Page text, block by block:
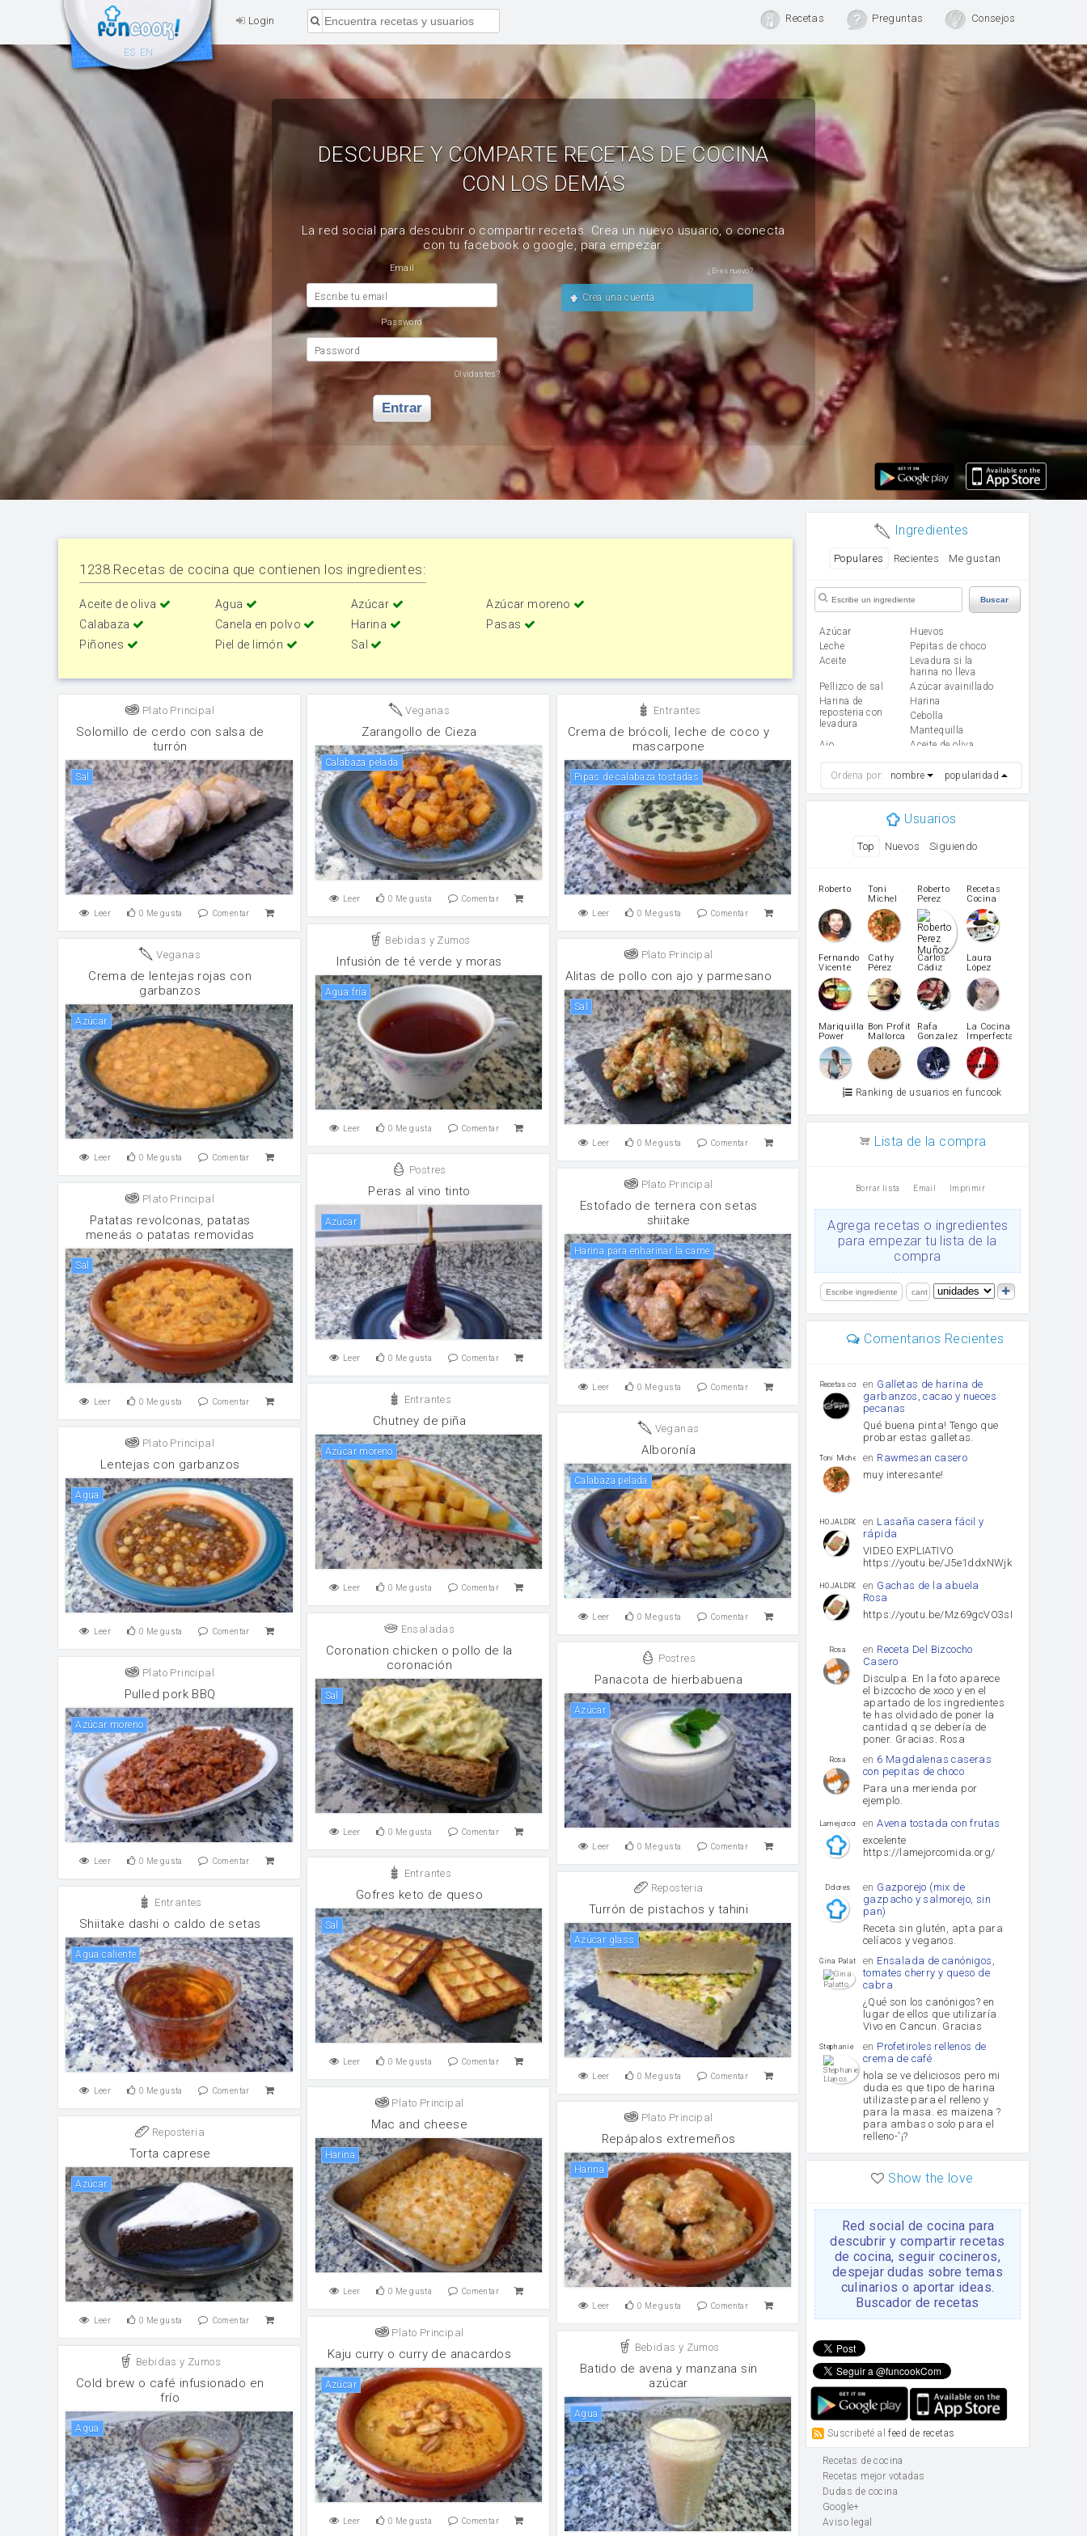
Login Recetas Preguntas Consejos
ES EN
DESCUBRE Y COMPARTE RECETAS DE COCINA
CON LOS DEMÁS
La red social para descubrir o compartir recetas. Crea un nuevo usuario, o conecta
con tu facebook o google, para empezar.
Email
Escribe tu email
Password
Password
Olvidastes?
Entrar
¿Eres nuevo?
Crea una cuenta
1238 Recetas de cocina que contienen los ingredientes:
Aceite de oliva Agua Azúcar
Azúcar moreno
Calabaza
Canela en polvo Harina
Pasas
Piñones
Piel de limón Sal
Plato Principal
Solomillo de cerdo con salsa de
turrón
sal
Leer 0 Me gusta Comentar
Veganas
Zarangollo de Cieza
Calabaza pelada
Leer 0 Me gusta Comentar
Entrantes
Crema de brócoli, leche de coco y
mascarpone
Pipas de calabaza tostadas
Leer 0 Me gusta Comentar
Bebidas y Zumos
Infusión de té verde y moras
Agua fría
Leer 0 Me gusta Comentar
Veganas
Crema de lentejas rojas con
garbanzos
Azúcar
Leer 0 Me gusta Comentar
Plato Principal
Alitas de pollo con ajo y parmesano
sal
Leer 0 Me gusta Comentar
Postres
Peras al vino tinto
Azúcar
Leer 0 Me gusta Comentar
Plato Principal
Estofado de ternera con setas
shiitake
Harina para enharinar la carne
Leer 0 Me gusta Comentar
Plato Principal
Patatas revolconas, patatas
meneás o patatas removidas
sal
Leer 0 Me gusta Comentar Entrantes
Chutney de piña
Azúcar moreno
Leer 0 Me gusta Comentar
Veganas
Alboronía
Calabaza pelada
Leer 0 Me gusta Comentar
Plato Principal
Lentejas con garbanzos
agua
Leer 0 Me gusta Comentar Ensaladas
Coronation chicken o pollo de la
coronación
sal
Leer 0 Me gusta Comentar
Postres
Panacota de hierbabuena
Azúcar
Leer 0 Me gusta Comentar
Plato Principal
Pulled pork BBQ
Azúcar moreno
Leer 0 Me gusta Comentar
Entrantes
Gofres keto de queso
sal
Leer 0 Me gusta Comentar
Reposteria
Turrón de pistachos y tahini
Azúcar glass
Leer 0 Me gusta Comentar
Entrantes
Shiitake dashi o caldo de setas
agua caliente
Leer 0 Me gusta Comentar
Plato Principal
Mac and cheese
harina
Leer 0 Me gusta Comentar
Plato Principal
Repápalos extremeños
harina
Leer 0 Me gusta Comentar
Reposteria
Torta caprese
Azúcar
Leer 0 Me gusta Comentar
Plato Principal
Kaju curry o curry de anacardos
Azúcar
Leer 0 Me gusta Comentar
Bebidas y Zumos
Batido de avena y manzana sin
azúcar
agua
Bebidas y Zumos
Cold brew o café infusionado en
frío
agua
Ingredientes
Populares Recientes Me gustan
Buscar
Azúcar
huevos
leche
Pepitas de choco
aceite
Levadura si la
harina no lleva
Pellizco de sal
Azúcar avainillado
Harina de
reposteria con
levadura
harina
cebolla
mantequilla
ajo
aceite de oliva
tomate
levadura en polvo
Whisky
bizcocho
azucar
pimiento rojo
Pimentón
Azúcar moreno
Zumo de limón
canela en polvo
aceite de girasol
Dientes de ajo
vinagre
nata
Cacao en polvo
queso rallado
Ajos
salsa de soja
orégano
Levadura
limón
perejil
carne picada
Diente de ajo
Puerro
Ordena por: nombre popularidad
Usuarios
Top Nuevos Siguiendo
Roberto
Toni
Michel
Caubet
Roberto
Perez
Muñoz
Recetas
Cocina
Fernando
Vicente
Cathy
Pérez
Carlos
Cádiz
Laura
López
Martínez
Mariquilla
Power
Bon Profit
Mallorca
Rafa
Gonzalez
La Cocina
Imperfecta
Ranking de usuarios en funcook
Lista de la compra
Borrar lista Email Imprimir
Agrega recetas o ingredientes
para empezar tu lista de la
compra
Comentarios Recientes
Recetas con sazon
en Galletas de harina de
garbanzos, cacao y nueces
pecanas
Qué buena pinta! Tengo que
probar estas galletas.
Toni Michel Caubet
en Rawmesan casero
muy interesante!
HOJALDROSA TV
en Lasaña casera fácil y
rápida
VIDEO EXPLIATIVO
https://youtu.be/J5e1ddxNWjk
HOJALDROSA TV
en Gachas de la abuela
Rosa
https://youtu.be/Mz69gcVO3sI
Rosa en Receta Del Bizcocho
Casero
Disculpa. En la foto aparece
el bizcocho de xoco y en el
apartado de los ingredientes
te has olvidado de poner la
cantidad q se debería de
poner. Gracias. Rosa
Rosa en 6 Magdalenas caseras
con pepitas de choco
Para una merienda por
ejemplo.
lamejorcomida
enAvena tostada con frutas
excelente
https://lamejorcomida.org/
Dolores en Gazporejo (mix de
gazpacho y salmorejo, sin
pan)
Receta sin glutén, apta para
celíacos y veganos.
Gina Palatto en Ensalada de canónigos,
tomates cherry y queso de
cabra
¿Qué son los canónigos? en
lugar de ellos que utilizaría.
Vivo en Cancun. Gracias
Stephanie Llanos
en Profetiroles rellenos de
crema de café
hola se ve deliciosos pero mi
duda es que tipo de harina
utilizaste para el relleno y
para la masa. es maizena ?
para ambas o solo para el
relleno-'¡?
Show the love
Red social de cocina para
descubrir y compartir recetas
de cocina, seguir cocineros,
despejar dudas sobre temas
culinarios o aportar ideas.
Buscador de recetas
Suscribeté alfeed de recetas
Recetas de cocina
Recetas mejor votadas
Dudas de cocina
Google+
Aviso legal